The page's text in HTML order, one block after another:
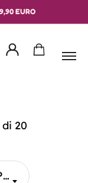
EURO
20
ORDINAMENTO PREDEFINITO